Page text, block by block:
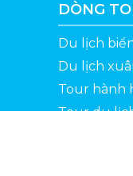
DÒNG
Du lịch
Du lịch
Tour hành
Tour du